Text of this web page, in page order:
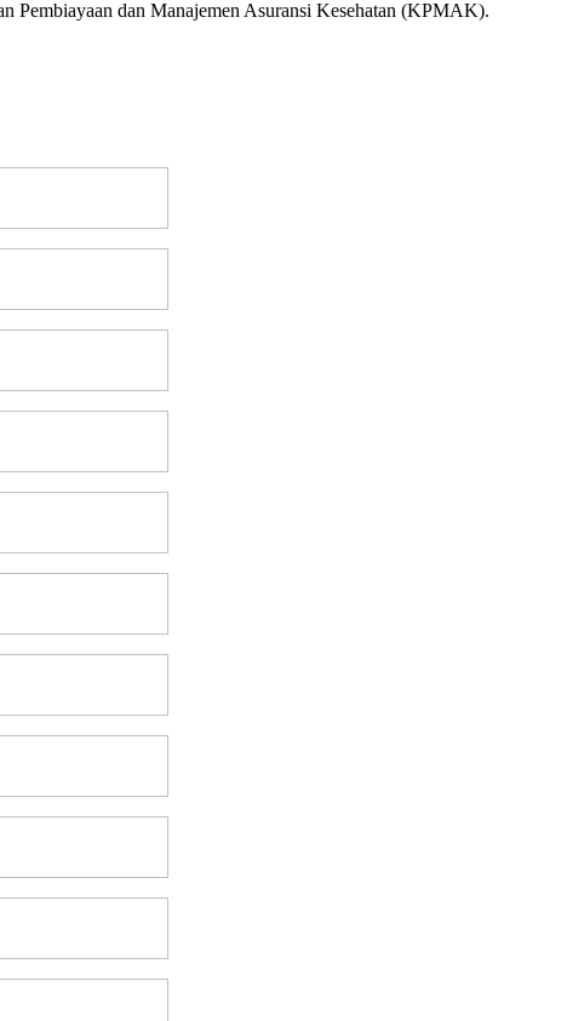
Pembiayaan dan Manajemen Asuransi Kesehatan (KPMAK).